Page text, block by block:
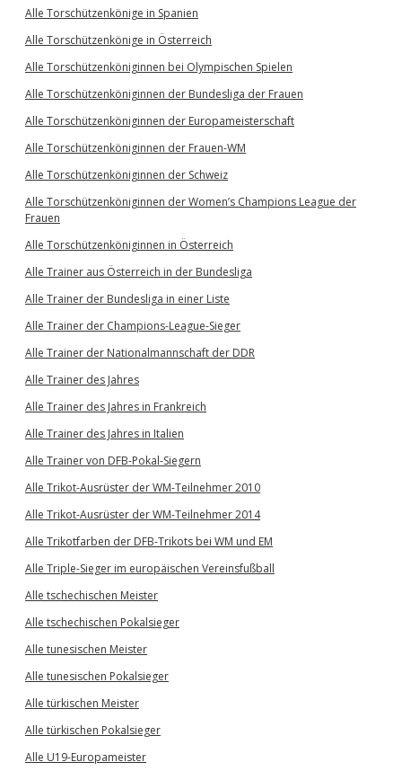
Alle Torschützenkönige in Spanien
Alle Torschützenkönige in Österreich
Alle Torschützenköniginnen bei Olympischen Spielen
Alle Torschützenköniginnen der Bundesliga der Frauen
Alle Torschützenköniginnen der Europameisterschaft
Alle Torschützenköniginnen der Frauen-WM
Alle Torschützenköniginnen der Schweiz
Alle Torschützenköniginnen der Women’s Champions League der
Frauen
Alle Torschützenköniginnen in Österreich
Alle Trainer aus Österreich in der Bundesliga
Alle Trainer der Bundesliga in einer Liste
Alle Trainer der Champions-League-Sieger
Alle Trainer der Nationalmannschaft der DDR
Alle Trainer des Jahres
Alle Trainer des Jahres in Frankreich
Alle Trainer des Jahres in Italien
Alle Trainer von DFB-Pokal-Siegern
Alle Trikot-Ausrüster der WM-Teilnehmer 2010
Alle Trikot-Ausrüster der WM-Teilnehmer 2014
Alle Trikotfarben der DFB-Trikots bei WM und EM
Alle Triple-Sieger im europäischen Vereinsfußball
Alle tschechischen Meister
Alle tschechischen Pokalsieger
Alle tunesischen Meister
Alle tunesischen Pokalsieger
Alle türkischen Meister
Alle türkischen Pokalsieger
Alle U19-Europameister